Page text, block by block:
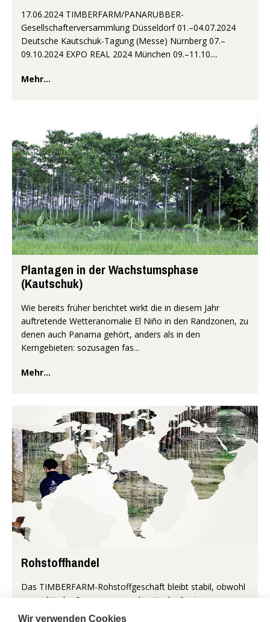
17.06.2024 TIMBERFARM/PANARUBBER-
Gesellschafterversammlung Düsseldorf 01.–04.07.2024
Deutsche Kautschuk-Tagung (Messe) Nürnberg 07.–
09.10.2024 EXPO REAL 2024 München 09.–11.10....
Mehr...
Plantagen in der Wachstumsphase
(Kautschuk)
Wie bereits früher berichtet wirkt die in diesem Jahr
auftretende Wetteranomalie El Niño in den Randzonen, zu
denen auch Panama gehört, anders als in den
Kerngebieten: sozusagen fas...
Mehr...
Rohstoffhandel
Das TIMBERFARM-Rohstoffgeschäft bleibt stabil, obwohl
geopolitische Spannungen und wetterbedingte
Unsicherheiten das Tagesgeschäft beeinflussen. In den
Wir verwenden Cookies